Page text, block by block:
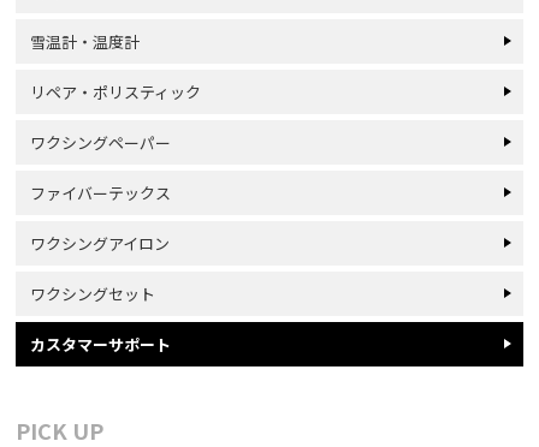
雪温計・温度計
リペア・ポリスティック
ワクシングペーパー
ファイバーテックス
ワクシングアイロン
ワクシングセット
カスタマーサポート
PICK UP